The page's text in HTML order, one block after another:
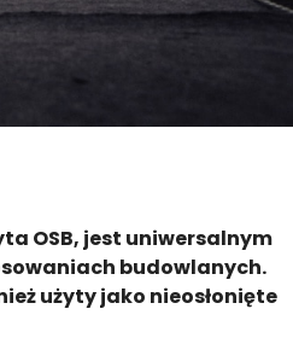
OSB, jest uniwersalnym
budowlanych.
użyty jako nieosłonięte